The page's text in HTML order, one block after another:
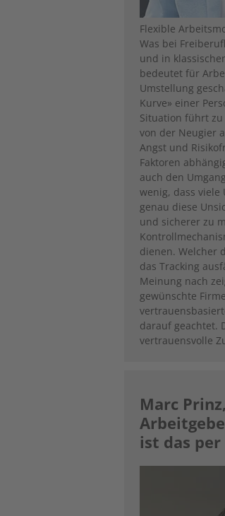
Flexible
Was bei
und in
bedeutet für
Umstellung
Kurve» einer
Situation führt
von der Neugier
Angst und
Faktoren
auch den
wenig, dass
genau diese
und sicherer zu
dienen. Welcher
das Tracking
Meinung nach
gewünschte
darauf geachtet.
vertrauensvolle
Marc
ist das